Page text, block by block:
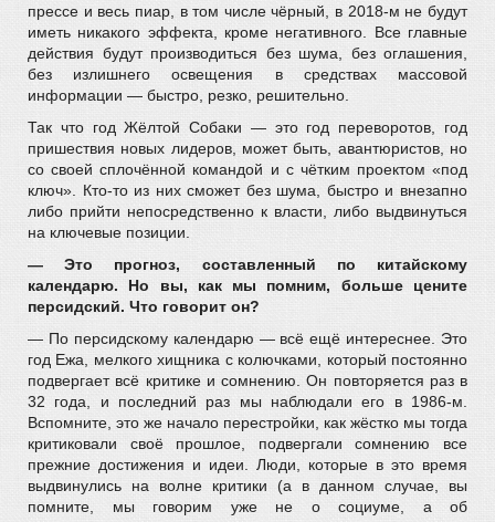
прессе и весь пиар, в том числе чёрный, в 2018-м не будут
иметь никакого эффекта, кроме негативного. Все главные
действия будут производиться без шума, без оглашения,
без излишнего освещения в средствах массовой
информации — быстро, резко, решительно.
Так что год Жёлтой Собаки — это год переворотов, год
пришествия новых лидеров, может быть, авантюристов, но
со своей сплочённой командой и с чётким проектом «под
ключ». Кто-то из них сможет без шума, быстро и внезапно
либо прийти непосредственно к власти, либо выдвинуться
на ключевые позиции.
— Это прогноз, составленный по китайскому
календарю. Но вы, как мы помним, больше цените
персидский. Что говорит он?
— По персидскому календарю — всё ещё интереснее. Это
год Ежа, мелкого хищника с колючками, который постоянно
подвергает всё критике и сомнению. Он повторяется раз в
32 года, и последний раз мы наблюдали его в 1986-м.
Вспомните, это же начало перестройки, как жёстко мы тогда
критиковали своё прошлое, подвергали сомнению все
прежние достижения и идеи. Люди, которые в это время
выдвинулись на волне критики (а в данном случае, вы
помните, мы говорим уже не о социуме, а об